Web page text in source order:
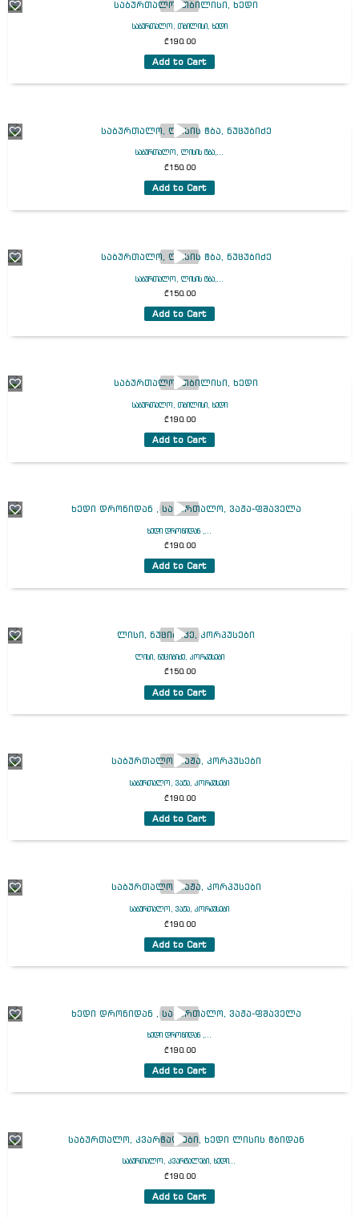
საბურთალო, თბილისი, ხედი
₾190.00
Add to Cart
საბურთალო, ლისის ტბა,...
₾150.00
Add to Cart
საბურთალო, ლისის ტბა,...
₾150.00
Add to Cart
საბურთალო, თბილისი, ხედი
₾190.00
Add to Cart
ხედი დრონიდან ,...
₾190.00
Add to Cart
ლისი, ნუციბიძე, კორპუსები
₾150.00
Add to Cart
საბურთალო, ვაჟა, კორპუსები
₾190.00
Add to Cart
საბურთალო, ვაჟა, კორპუსები
₾190.00
Add to Cart
ხედი დრონიდან ,...
₾190.00
Add to Cart
საბურთალო, კვარტალები, ხედი...
₾190.00
Add to Cart